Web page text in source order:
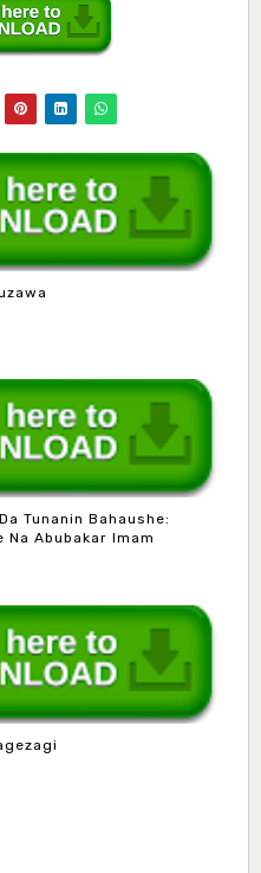
Tunanin Bahaushe:
Na Abubakar Imam